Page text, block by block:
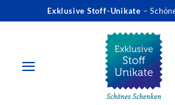
Inhalt
Exklusive Stoff-Unikate –